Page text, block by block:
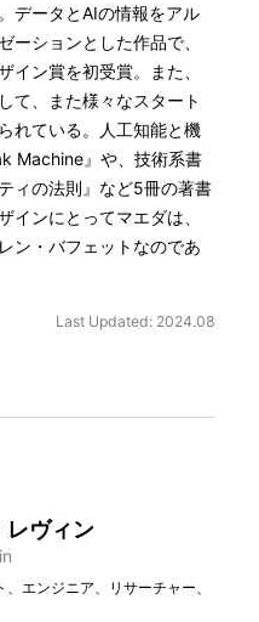
データとAIの情報をアル
ーションとした作品で、
イン賞を初受賞。また、
て、また様々なスタート
れている。人工知能と機
Machine』や、技術系書
ィの法則』など5冊の著書
インにとってマエダは、
ン・バフェットなのであ
Last Updated: 2024.08
レヴィン
、エンジニア、リサーチャー、